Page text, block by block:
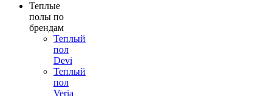
Теплые
полы по
брендам
Теплый
пол
Devi
Теплый
пол
Veria